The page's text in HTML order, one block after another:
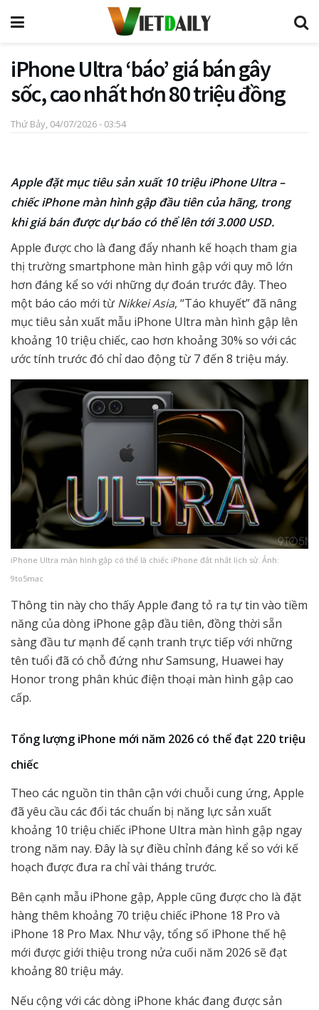
iPhone Ultra ‘báo’ giá bán gây
sốc, cao nhất hơn 80 triệu đồng
Thứ Bảy, 04/07/2026 - 03:54
Apple đặt mục tiêu sản xuất 10 triệu iPhone Ultra –
chiếc iPhone màn hình gập đầu tiên của hãng, trong
khi giá bán được dự báo có thể lên tới 3.000 USD.
Apple được cho là đang đẩy nhanh kế hoạch tham gia
thị trường smartphone màn hình gập với quy mô lớn
hơn đáng kể so với những dự đoán trước đây. Theo
một báo cáo mới từ Nikkei Asia, “Táo khuyết” đã nâng
mục tiêu sản xuất mẫu iPhone Ultra màn hình gập lên
khoảng 10 triệu chiếc, cao hơn khoảng 30% so với các
ước tính trước đó chỉ dao động từ 7 đến 8 triệu máy.
iPhone Ultra màn hình gập có thể là chiếc iPhone đắt nhất lịch sử. Ảnh:
9to5mac
Thông tin này cho thấy Apple đang tỏ ra tự tin vào tiềm
năng của dòng iPhone gập đầu tiên, đồng thời sẵn
sàng đầu tư mạnh để cạnh tranh trực tiếp với những
tên tuổi đã có chỗ đứng như Samsung, Huawei hay
Honor trong phân khúc điện thoại màn hình gập cao
cấp.
Tổng lượng iPhone mới năm 2026 có thể đạt 220 triệu
chiếc
Theo các nguồn tin thân cận với chuỗi cung ứng, Apple
đã yêu cầu các đối tác chuẩn bị năng lực sản xuất
khoảng 10 triệu chiếc iPhone Ultra màn hình gập ngay
trong năm nay. Đây là sự điều chỉnh đáng kể so với kế
hoạch được đưa ra chỉ vài tháng trước.
Bên cạnh mẫu iPhone gập, Apple cũng được cho là đặt
hàng thêm khoảng 70 triệu chiếc iPhone 18 Pro và
iPhone 18 Pro Max. Như vậy, tổng số iPhone thế hệ
mới được giới thiệu trong nửa cuối năm 2026 sẽ đạt
khoảng 80 triệu máy.
Nếu cộng với các dòng iPhone khác đang được sản